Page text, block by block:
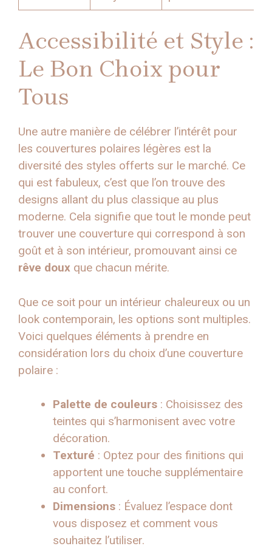
Accessibilité et Style :
Le Bon Choix pour
Tous
Une autre manière de célébrer l’intérêt pour
les couvertures polaires légères est la
diversité des styles offerts sur le marché. Ce
qui est fabuleux, c’est que l’on trouve des
designs allant du plus classique au plus
moderne. Cela signifie que tout le monde peut
trouver une couverture qui correspond à son
goût et à son intérieur, promouvant ainsi ce
rêve doux que chacun mérite.
Que ce soit pour un intérieur chaleureux ou un
look contemporain, les options sont multiples.
Voici quelques éléments à prendre en
considération lors du choix d’une couverture
polaire :
Palette de couleurs : Choisissez des
teintes qui s’harmonisent avec votre
décoration.
Texturé : Optez pour des finitions qui
apportent une touche supplémentaire
au confort.
Dimensions : Évaluez l’espace dont
vous disposez et comment vous
souhaitez l’utiliser.